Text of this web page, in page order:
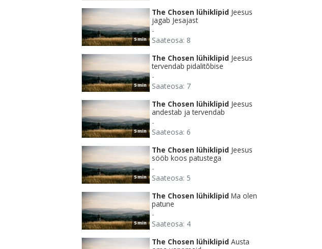
5 min
The Chosen lühiklipid Jeesus
jagab Jesajast
-
Saateosa: 8
5 min
The Chosen lühiklipid Jeesus
tervendab pidalitõbise
-
Saateosa: 7
5 min
The Chosen lühiklipid Jeesus
andestab ja tervendab
-
Saateosa: 6
5 min
The Chosen lühiklipid Jeesus
sööb koos patustega
-
Saateosa: 5
5 min
The Chosen lühiklipid Ma olen
patune
-
Saateosa: 4
The Chosen lühiklipid Austa